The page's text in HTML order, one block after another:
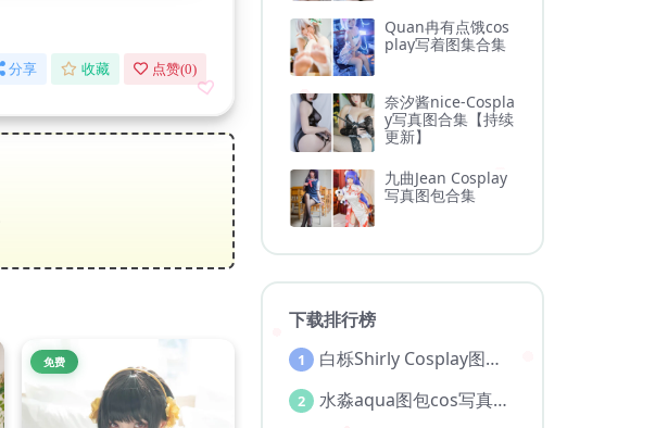
分享 收藏 点赞(0)
免费
Quan冉有点饿cos
play写着图集合集
奈汐酱nice-Cospla
y写真图合集【持续
更新】
九曲Jean Cosplay
写真图包合集
下载排行榜
1 白栎Shirly Cosplay图片图集合集
2 水淼aqua图包cos写真图集全部作品合集【持续更新..】